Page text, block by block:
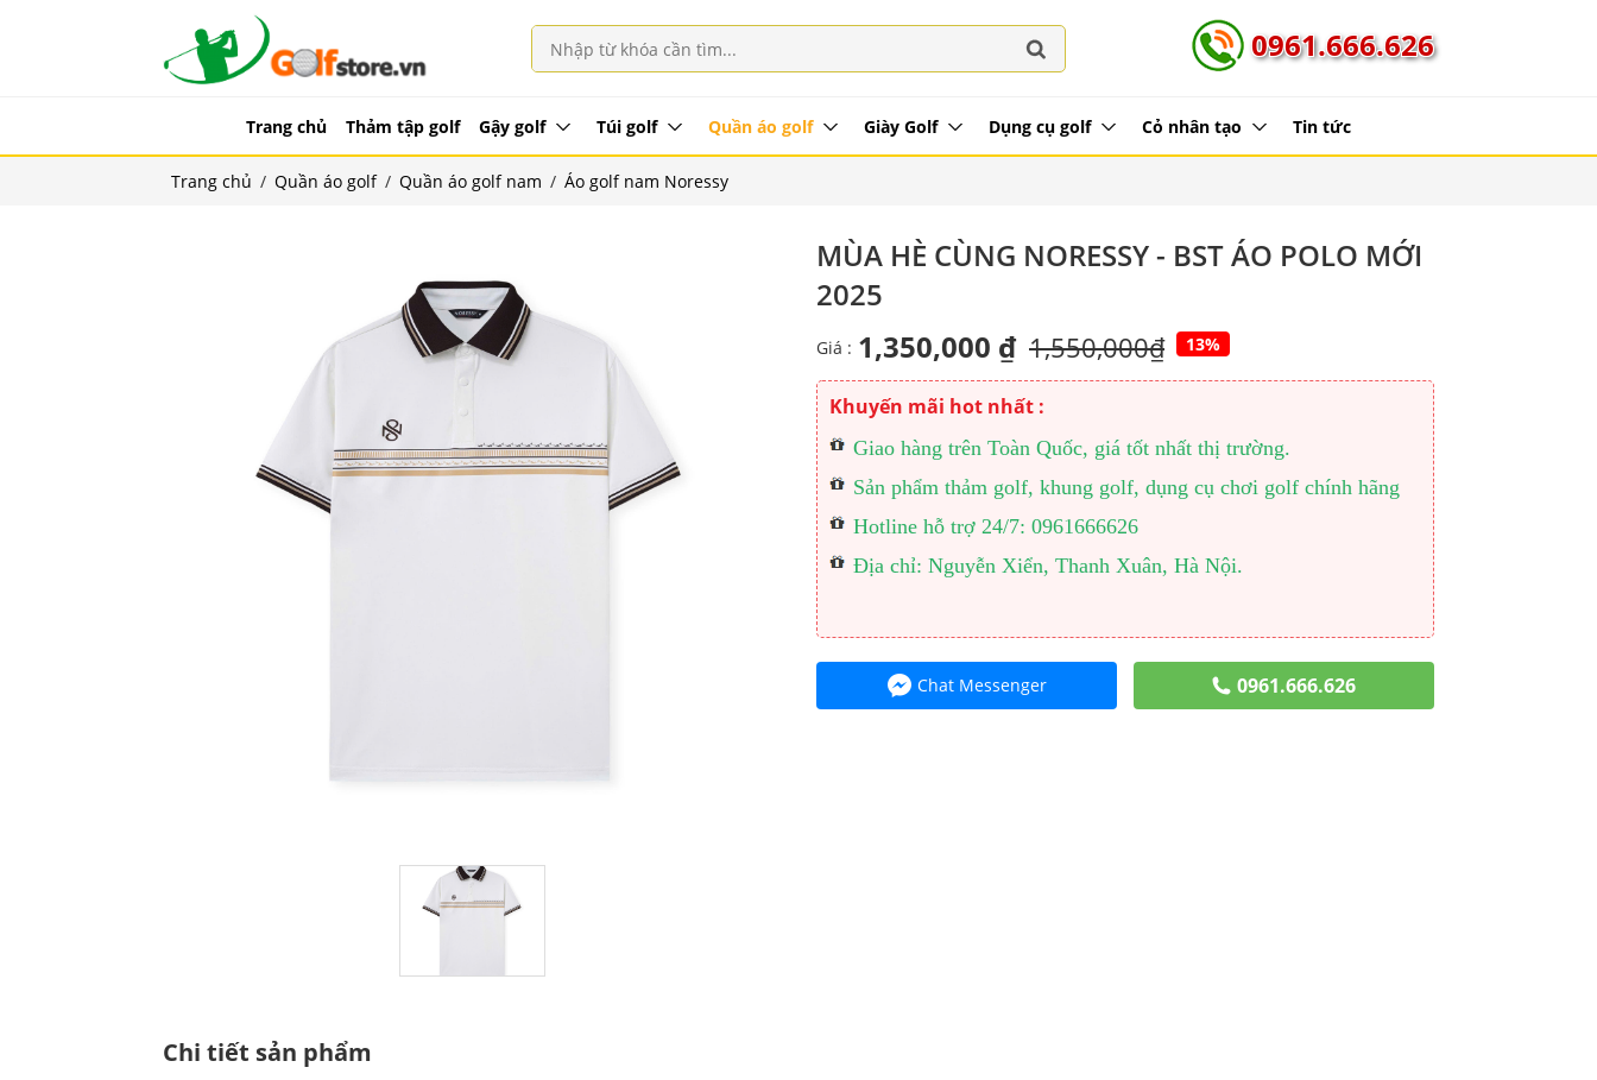
0961.666.626
Trang chủ Thảm tập golf Gậy golf Túi golf Quần áo golf Giày Golf Dụng cụ golf Cỏ nhân tạo Tin tức
Trang chủ / Quần áo golf / Quần áo golf nam / Áo golf nam Noressy
MÙA HÈ CÙNG NORESSY - BST ÁO POLO MỚI
2025
Giá : 1,350,000 ₫ 1,550,000₫ 13%
Khuyến mãi hot nhất :
Giao hàng trên Toàn Quốc, giá tốt nhất thị trường.
Sản phẩm thảm golf, khung golf, dụng cụ chơi golf chính hãng
Hotline hỗ trợ 24/7: 0961666626
Địa chỉ: Nguyễn Xiển, Thanh Xuân, Hà Nội.
Chat Messenger 0961.666.626
Chi tiết sản phẩm